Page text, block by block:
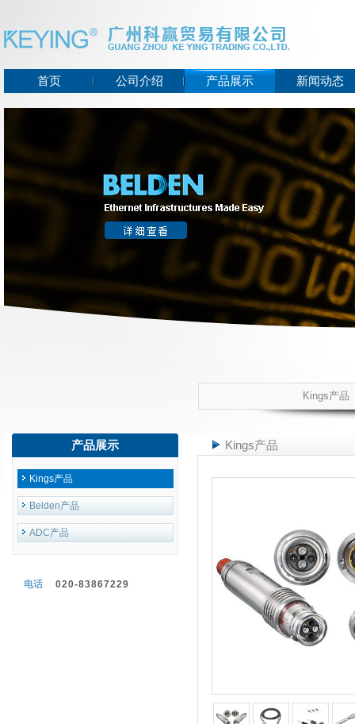
首页 公司介绍 产品展示 新闻动态
Kings产品
产品展示
Kings产品
Belden产品
ADC产品
电话 020-83867229
Kings产品